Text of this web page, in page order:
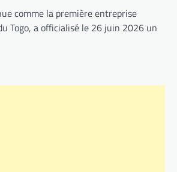
comme la première entreprise
Togo, a officialisé le 26 juin 2026 un